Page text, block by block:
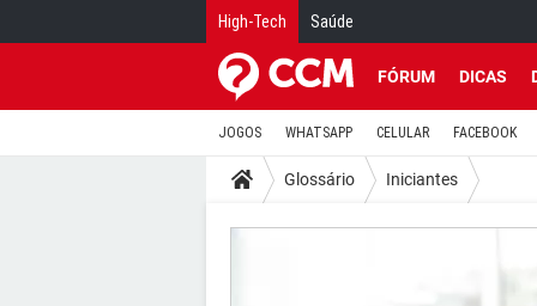
High-Tech Saúde
FÓRUM DICAS
JOGOS WHATSAPP CELULAR FACEBOOK
Glossário Iniciantes